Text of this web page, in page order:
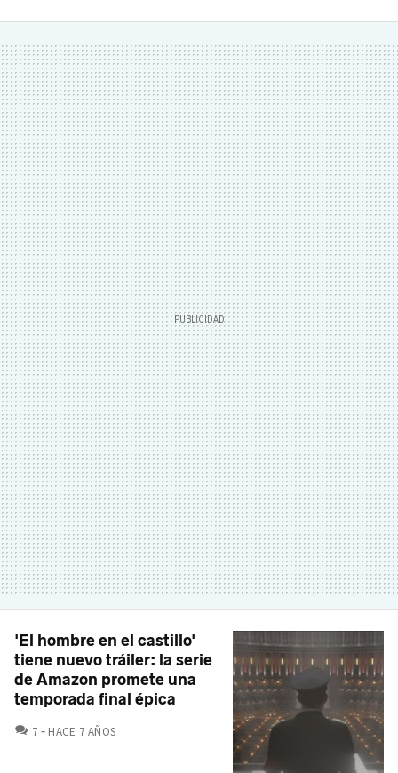
'El hombre en el castillo'
tiene nuevo tráiler: la serie
de Amazon promete una
temporada final épica
7 COMENTARIOS
HACE 7 AÑOS